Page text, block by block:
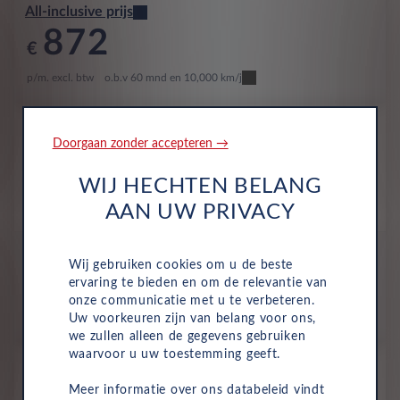
All-inclusive prijs
€ 872
p/m. excl. btw o.b.v 60 mnd en 10,000 km/j
Volkswagen ID. Buzz
Volledig Elektrisch Automaat
2027
Metallic Lak 'Mono Silver'
910
p/m. excl. btw o.b.v 60 mnd en 10,000 km/j
Nieuw
Volkswagen ID. Buzz
Doorgaan zonder accepteren →
WIJ HECHTEN BELANG
AAN UW PRIVACY
Wij gebruiken cookies om u de beste
ervaring te bieden en om de relevantie van
onze communicatie met u te verbeteren.
Uw voorkeuren zijn van belang voor ons,
we zullen alleen de gegevens gebruiken
waarvoor u uw toestemming geeft.
Meer informatie over ons databeleid vindt